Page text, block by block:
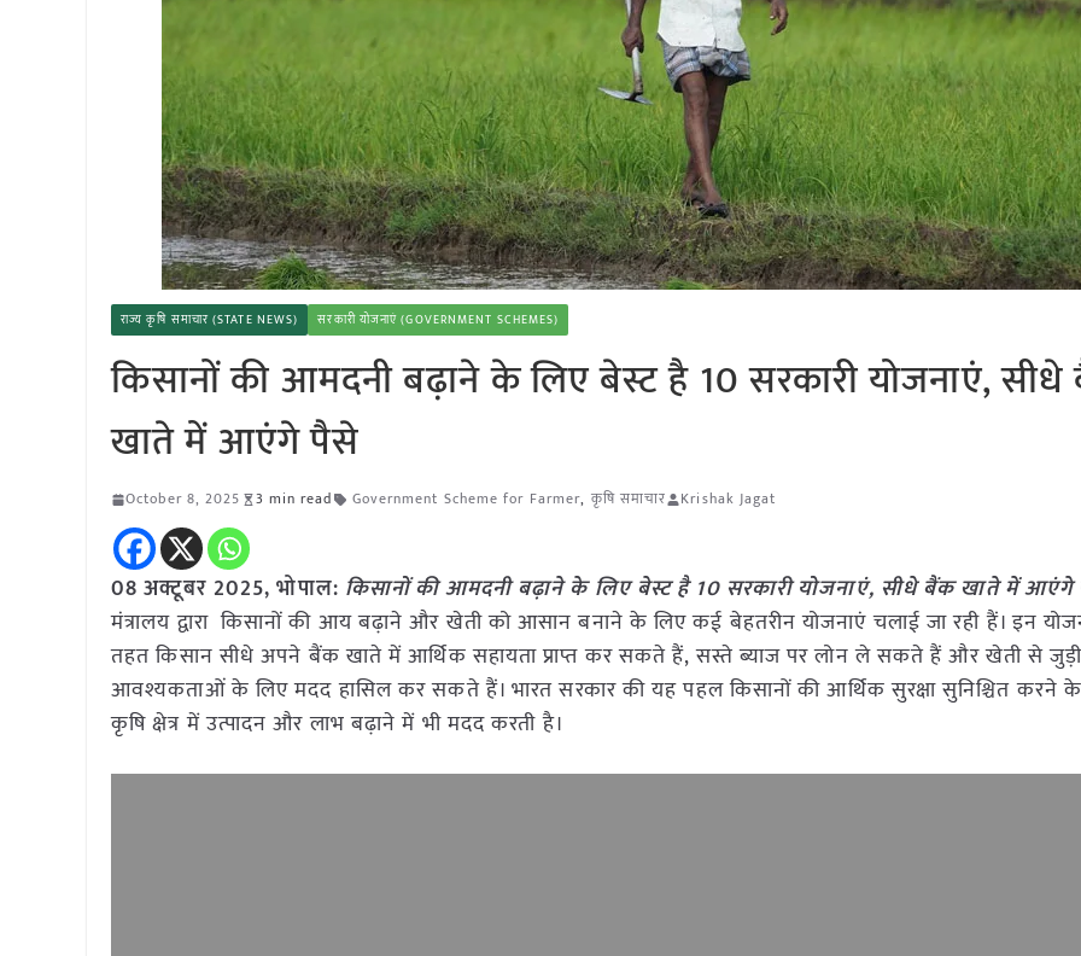
राज्य कृषि समाचार (STATE NEWS) सरकारी योजनाएं (GOVERNMENT SCHEMES)
किसानों की आमदनी बढ़ाने के लिए बेस्ट है 10 सरकारी योजनाएं,
खाते में आएंगे पैसे
October 8, 2025 3 min read Government Scheme for Farmer, कृषि समाचार Krishak Jagat
08 अक्टूबर 2025, भोपाल: किसानों की आमदनी बढ़ाने के लिए बेस्ट है 10 सरकारी योजनाएं, सीधे बैंक खाते में
मंत्रालय द्वारा किसानों की आय बढ़ाने और खेती को आसान बनाने के लिए कई बेहतरीन योजनाएं चलाई जा रही हैं। इन
तहत किसान सीधे अपने बैंक खाते में आर्थिक सहायता प्राप्त कर सकते हैं, सस्ते ब्याज पर लोन ले सकते हैं और खेती से
आवश्यकताओं के लिए मदद हासिल कर सकते हैं। भारत सरकार की यह पहल किसानों की आर्थिक सुरक्षा सुनिश्चित करने
कृषि क्षेत्र में उत्पादन और लाभ बढ़ाने में भी मदद करती है।